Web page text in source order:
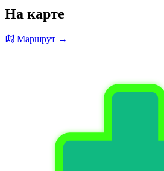
На карте
Маршрут →